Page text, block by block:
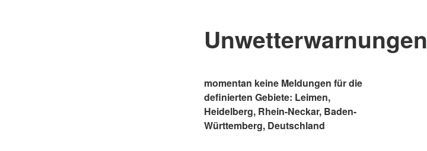
Unwetterwarnungen
momentan keine Meldungen für die
definierten Gebiete: Leimen,
Heidelberg, Rhein-Neckar, Baden-
Württemberg, Deutschland